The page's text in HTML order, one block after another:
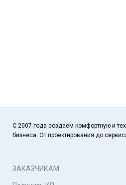
С 2007 года создаем комфортную и
бизнеса. От проектирования до
ЗАКАЗЧИКАМ